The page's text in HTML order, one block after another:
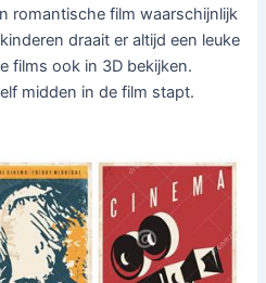
romantische film waarschijnlijk
draait er altijd een leuke
films ook in 3D bekijken.
midden in de film stapt.